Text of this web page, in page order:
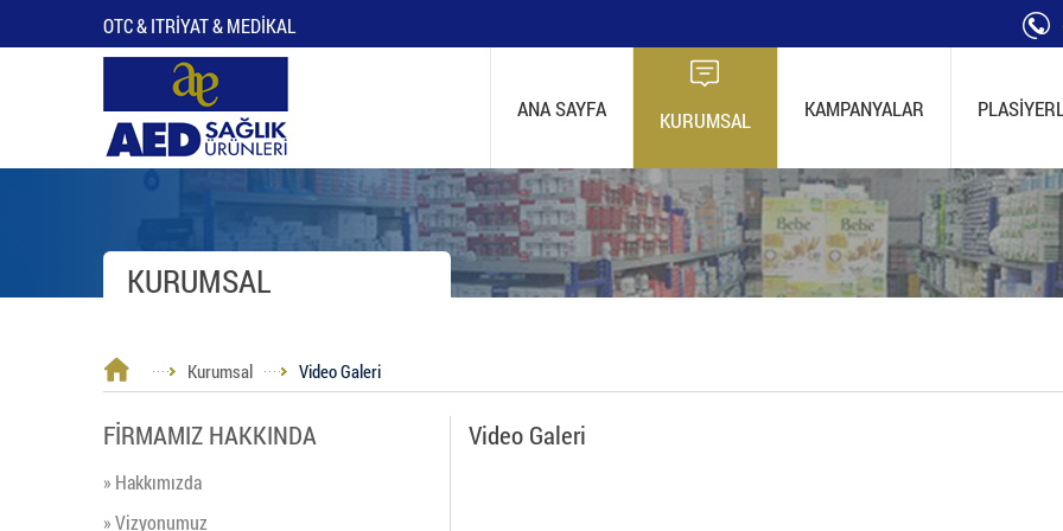
OTC & ITRİYAT & MEDİKAL
ANA SAYFA KURUMSAL KAMPANYALAR
KURUMSAL
Kurumsal Video Galeri
FİRMAMIZ HAKKINDA
» Hakkımızda
» Vizyonumuz
Video Galeri